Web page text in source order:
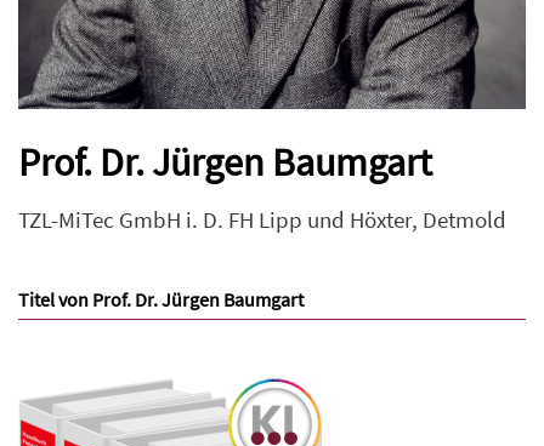
Prof. Dr. Jürgen Baumgart
TZL-MiTec GmbH i. D. FH Lipp und Höxter, Detmold
Titel von Prof. Dr. Jürgen Baumgart